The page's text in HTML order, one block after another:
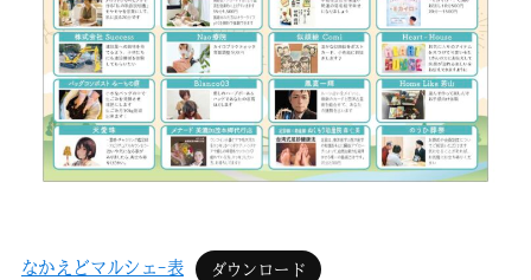
なかえどマルシェ-表 ダウンロード